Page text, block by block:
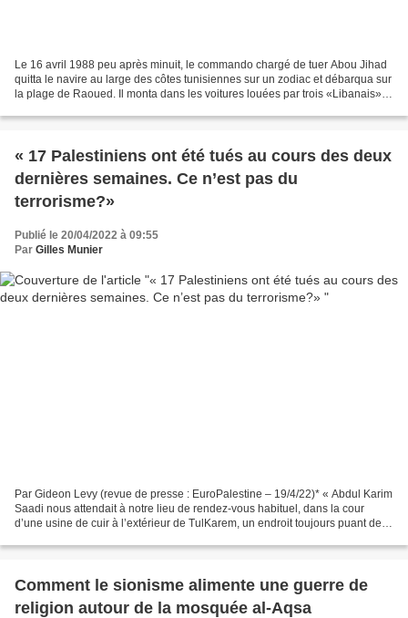
Le 16 avril 1988 peu après minuit, le commando chargé de tuer Abou Jihad
quitta le navire au large des côtes tunisiennes sur un zodiac et débarqua sur
la plage de Raoued. Il monta dans les voitures louées par trois «Libanais»
« 17 Palestiniens ont été tués au cours des deux
dernières semaines. Ce n’est pas du
terrorisme?»
Publié le 20/04/2022 à 09:55
Par Gilles Munier
Par Gideon Levy (revue de presse : EuroPalestine – 19/4/22)* « Abdul Karim
Saadi nous attendait à notre lieu de rendez-vous habituel, dans la cour
d’une usine de cuir à l’extérieur de TulKarem, un endroit toujours puant de
Comment le sionisme alimente une guerre de
religion autour de la mosquée al-Aqsa